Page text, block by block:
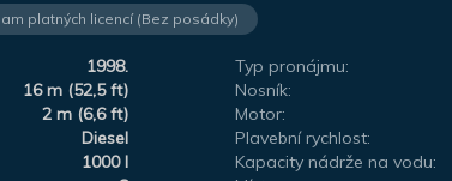
platných licencí (Bez posádky)
1998. Typ pronájmu:
16 m (52,5 ft) Nosník:
2 m (6,6 ft) Motor:
Diesel Plavební rychlost:
1000 l Kapacity nádrže na vodu: